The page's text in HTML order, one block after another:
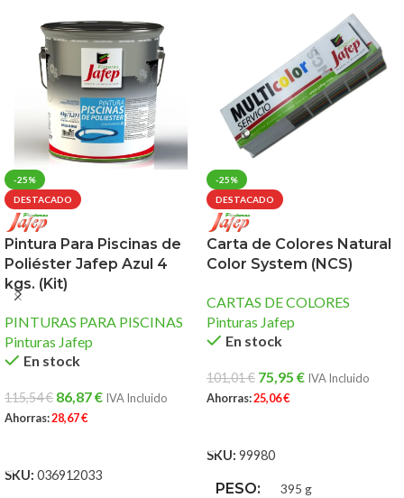
-25%
DESTACADO
Pintura Para Piscinas de
Poliéster Jafep Azul 4
kgs. (Kit)
PINTURAS PARA PISCINAS
Pinturas Jafep
En stock
115,54€ 86,87€ IVA Incluido
Ahorras:28,67€
SKU: 036912033
-25%
DESTACADO
Carta de Colores Natural
Color System (NCS)
CARTAS DE COLORES
Pinturas Jafep
En stock
101,01€ 75,95 € IVA Incluido
Ahorras:25,06€
SKU: 99980
PESO 395 g